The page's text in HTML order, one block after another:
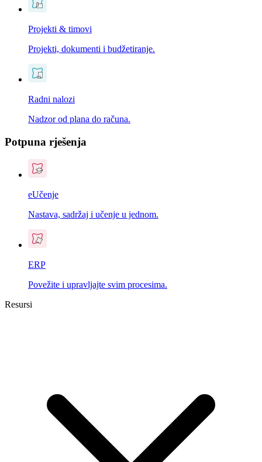
Projekti & timovi
Projekti, dokumenti i budžetiranje.
Radni nalozi
Nadzor od plana do računa.
Potpuna rješenja
eUčenje
Nastava, sadržaj i učenje u jednom.
ERP
Povežite i upravljajte svim procesima.
Resursi